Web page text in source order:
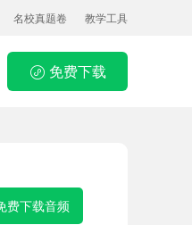
名校真题卷 教学工具
免费下载
费下载音频